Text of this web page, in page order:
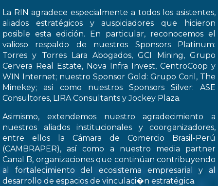
La RIN agradece especialmente a todos los asistentes,
aliados estratégicos y auspiciadores que hicieron
posible esta edición. En particular, reconocemos el
valioso respaldo de nuestros Sponsors Platinum:
Torres y Torres Lara Abogados, GCI Mining, Grupo
Cervera Real Estate, Nova Infra Invest, CentroCoop y
WIN Internet; nuestro Sponsor Gold: Grupo Coril, The
Minekey; así como nuestros Sponsors Silver: ASE
Consultores, LIRA Consultants y Jockey Plaza.
Asimismo, extendemos nuestro agradecimiento a
nuestros aliados institucionales y coorganizadores,
entre ellos la Cámara de Comercio Brasil-Perú
(CAMBRAPER), así como a nuestro media partner
Canal B, organizaciones que continúan contribuyendo
al fortalecimiento del ecosistema empresarial y al
desarrollo de espacios de vinculaci�n estratégica.